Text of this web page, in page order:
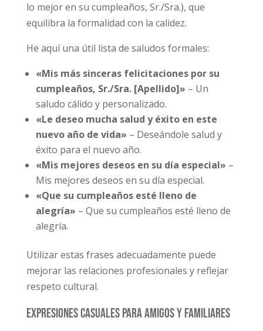
lo mejor en su cumpleaños, Sr./Sra.), que
equilibra la formalidad con la calidez.
He aquí una útil lista de saludos formales:
«Mis más sinceras felicitaciones por su
cumpleaños, Sr./Sra. [Apellido]» – Un
saludo cálido y personalizado.
«Le deseo mucha salud y éxito en este
nuevo año de vida» – Deseándole salud y
éxito para el nuevo año.
«Mis mejores deseos en su día especial» –
Mis mejores deseos en su día especial.
«Que su cumpleaños esté lleno de
alegría» – Que su cumpleaños esté lleno de
alegría.
Utilizar estas frases adecuadamente puede
mejorar las relaciones profesionales y reflejar
respeto cultural.
Expresiones casuales para amigos y familiares